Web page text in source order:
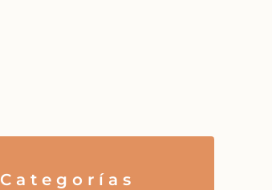
Categorías